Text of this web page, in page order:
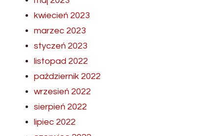
kwiecień 2023
marzec 2023
styczeń 2023
listopad 2022
październik 2022
wrzesień 2022
sierpień 2022
lipiec 2022